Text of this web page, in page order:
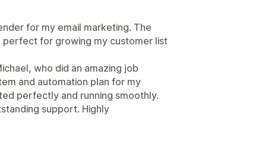
for my email marketing. The
for growing my customer list
who did an amazing job
and automation plan for my
perfectly and running smoothly.
support. Highly